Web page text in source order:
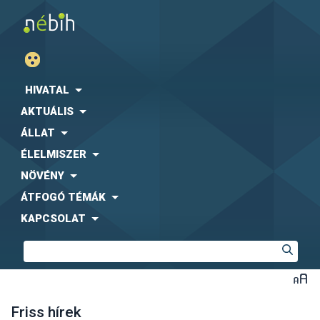
HIVATAL
AKTUÁLIS
ÁLLAT
ÉLELMISZER
NÖVÉNY
ÁTFOGÓ TÉMÁK
KAPCSOLAT
Friss hírek